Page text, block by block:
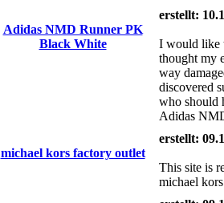
Adidas NMD Runner PK
Black White
erstellt:
I would like
thought my
way
discovered
who should
Adidas
michael kors factory outlet
erstellt:
This site is
michael